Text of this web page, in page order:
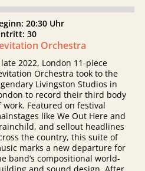
20:30 Uhr
30
Orchestra
2022, London 11-piece
Orchestra took to the
Livingston Studios in
to record their third body
work. Featured on festival
like We Out Here and
and sellout headlines
the country, this suite of
marks a new departure for
band’s compositional world-